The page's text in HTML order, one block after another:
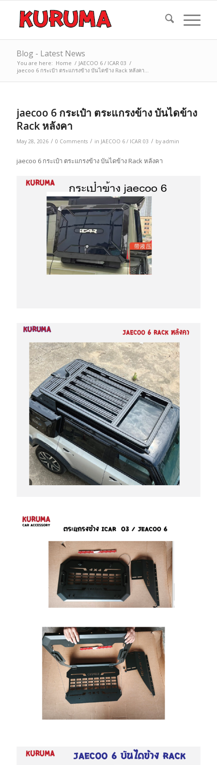
Blog - Latest News
You are here: Home / JAECOO 6 / ICAR 03 /
jaecoo 6 กระเป๋า ตระแกรงข้าง บันไดข้าง Rack หลังคา...
jaecoo 6 กระเป๋า ตระแกรงข้าง บันไดข้าง
Rack หลังคา
May 28, 2026 / 0 Comments / in JAECOO 6 / ICAR 03 / by admin
jaecoo 6 กระเป๋า ตระแกรงข้าง บันไดข้าง Rack หลังคา